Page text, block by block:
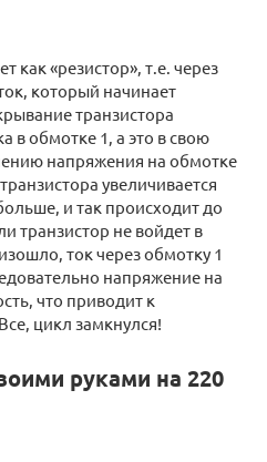
как «резистор», т.е. через
который начинает
транзистора
в обмотке 1, а это в свою
напряжения на обмотке
увеличивается
и так происходит до
транзистор не войдет в
ток через обмотку 1
напряжение на
что приводит к
цикл замкнулся!
руками на 220